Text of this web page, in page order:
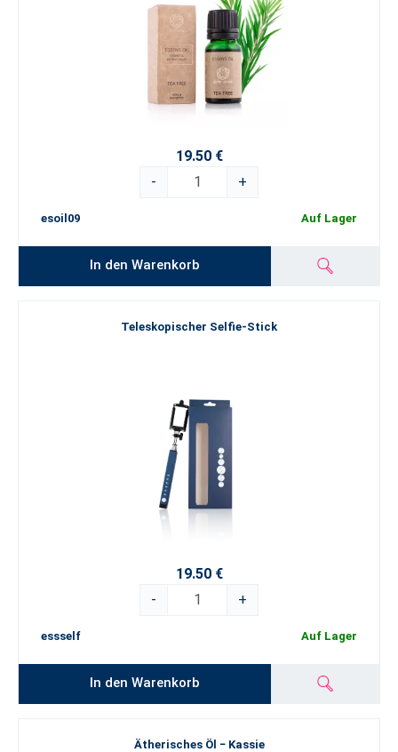
19.50 €
-
+
esoil09 Auf Lager
In den Warenkorb
Teleskopischer Selfie-Stick
19.50 €
-
+
essself Auf Lager
In den Warenkorb
Ätherisches Öl − Kassie